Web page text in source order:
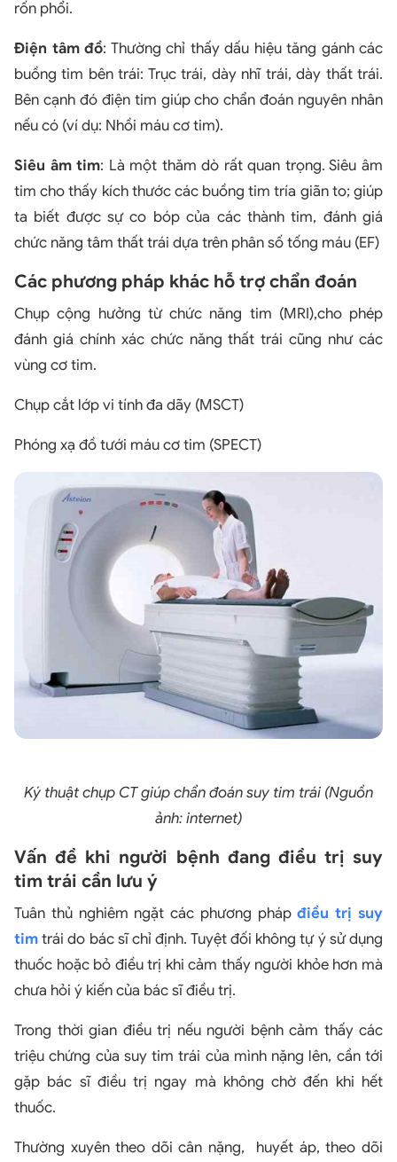
rốn phổi.
Điện tâm đồ: Thường chỉ thấy dấu hiệu tăng gánh các
buồng tim bên trái: Trục trái, dày nhĩ trái, dày thất trái.
Bên cạnh đó điện tim giúp cho chẩn đoán nguyên nhân
nếu có (ví dụ: Nhồi máu cơ tim).
Siêu âm tim: Là một thăm dò rất quan trọng. Siêu âm
tim cho thấy kích thước các buồng tim tría giãn to; giúp
ta biết được sự co bóp của các thành tim, đánh giá
chức năng tâm thất trái dựa trên phân số tống máu (EF)
Các phương pháp khác hỗ trợ chẩn đoán
Chụp cộng hưởng từ chức năng tim (MRI),cho phép
đánh giá chính xác chức năng thất trái cũng như các
vùng cơ tim.
Chụp cắt lớp vi tính đa dãy (MSCT)
Phóng xạ đồ tưới máu cơ tim (SPECT)
Ký thuật chụp CT giúp chẩn đoán suy tim trái (Nguồn
ảnh: internet)
Vấn đề khi người bệnh đang điều trị suy
tim trái cần lưu ý
Tuân thủ nghiêm ngặt các phương phápđiều trị suy
timtrái do bác sĩ chỉ định. Tuyệt đối không tự ý sử dụng
thuốc hoặc bỏ điều trị khi cảm thấy người khỏe hơn mà
chưa hỏi ý kiến của bác sĩ điều trị.
Trong thời gian điều trị nếu người bệnh cảm thấy các
triệu chứng của suy tim trái của mình nặng lên, cần tới
gặp bác sĩ điều trị ngay mà không chờ đến khi hết
thuốc.
Thường xuyên theo dõi cân nặng, huyết áp, theo dõi